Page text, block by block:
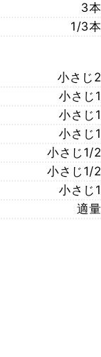
3本
1/3本
小さじ2
小さじ1
小さじ1
小さじ1
小さじ1/2
小さじ1/2
小さじ1
適量